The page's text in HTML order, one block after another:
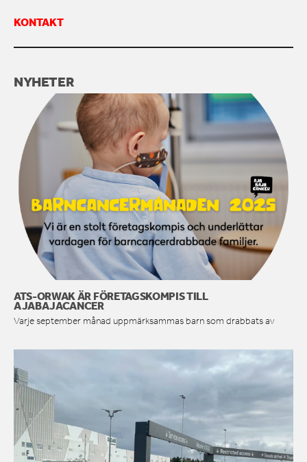
KONTAKTA OSS
KONTAKT
NYHETER
ATS-ORWAK ÄR FÖRETAGSKOMPIS TILL
AJABAJACANCER
Varje september månad uppmärksammas barn som drabbats av